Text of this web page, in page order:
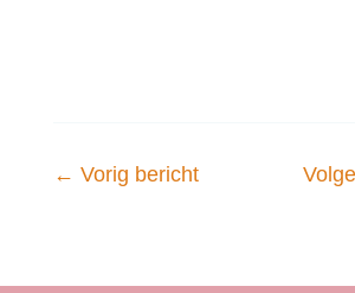
← Vorig bericht